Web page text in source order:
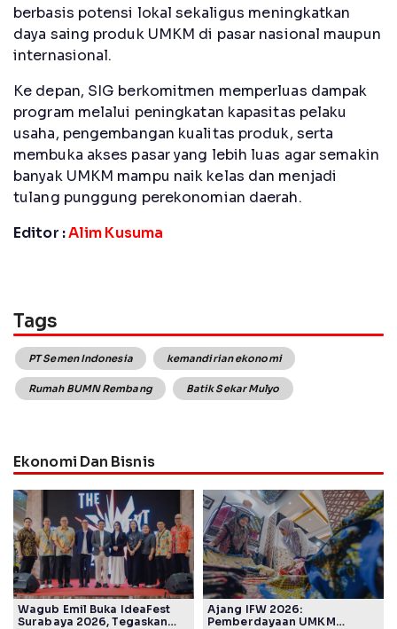
berbasis potensi lokal sekaligus meningkatkan
daya saing produk UMKM di pasar nasional maupun
internasional.
Ke depan, SIG berkomitmen memperluas dampak
program melalui peningkatan kapasitas pelaku
usaha, pengembangan kualitas produk, serta
membuka akses pasar yang lebih luas agar semakin
banyak UMKM mampu naik kelas dan menjadi
tulang punggung perekonomian daerah.
Editor :Alim Kusuma
Tags
PT Semen Indonesia kemandirian ekonomi
Rumah BUMN Rembang Batik Sekar Mulyo
Ekonomi Dan Bisnis
Wagub Emil Buka IdeaFest
Surabaya 2026, Tegaskan
Ajang IFW 2026:
Pemberdayaan UMKM